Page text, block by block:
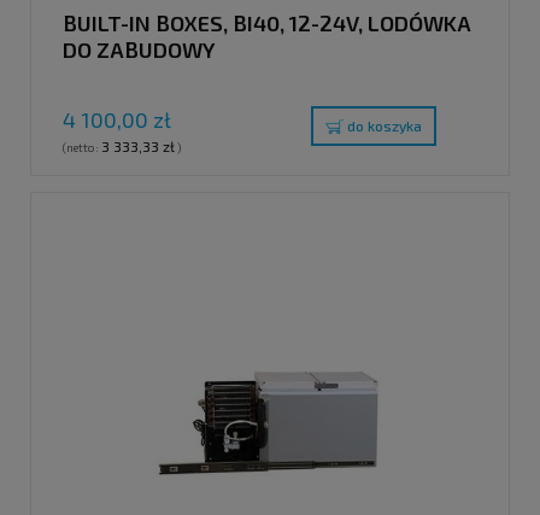
BUILT-IN BOXES, BI40, 12-24V, LODÓWKA
DO ZABUDOWY
4 100,00 zł
(netto: 3 333,33 zł)
do koszyka